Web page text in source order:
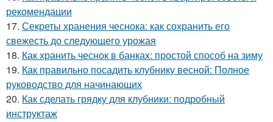
рекомендации
17. Секреты хранения чеснока: как сохранить его
свежесть до следующего урожая
18. Как хранить чеснок в банках: простой способ на зиму
19. Как правильно посадить клубнику весной: Полное
руководство для начинающих
20. Как сделать грядку для клубники: подробный
инструктаж